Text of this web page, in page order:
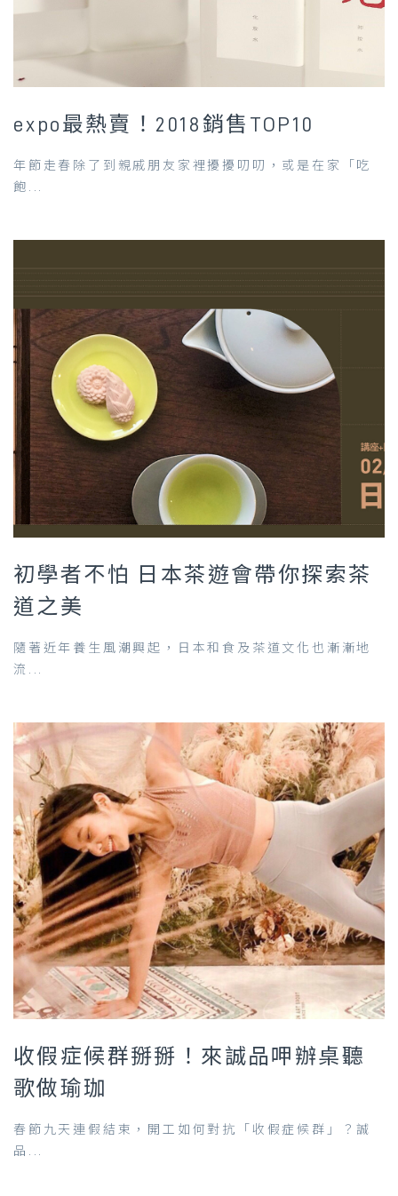
expo最熱賣！2018銷售TOP10
年節走春除了到親戚朋友家裡擾擾叨叨，或是在家「吃
飽...
初學者不怕 日本茶遊會帶你探索茶
道之美
隨著近年養生風潮興起，日本和食及茶道文化也漸漸地
流...
收假症候群掰掰！來誠品呷辦桌聽
歌做瑜珈
春節九天連假結束，開工如何對抗「收假症候群」？誠
品...